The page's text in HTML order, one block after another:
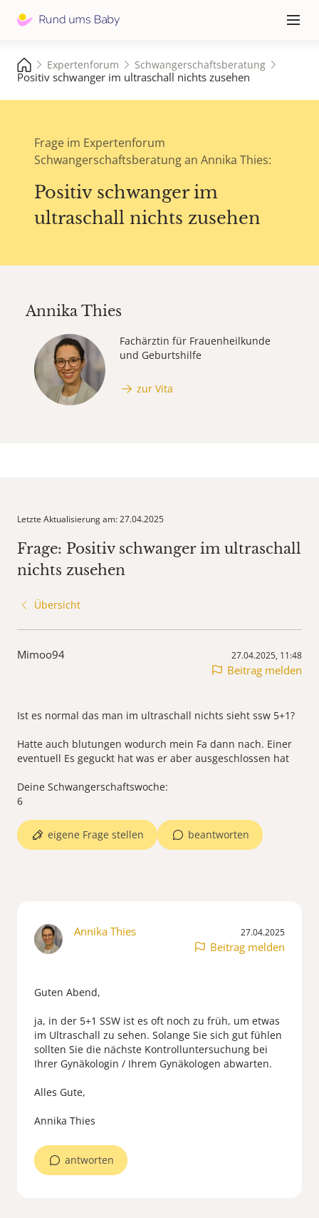
≡
Expertenforum Schwangerschaftsberatung
Positiv schwanger im ultraschall nichts zusehen
Frage im Expertenforum
Schwangerschaftsberatung an Annika Thies:
Positiv schwanger im
ultraschall nichts zusehen
Annika Thies
Fachärztin für Frauenheilkunde
und Geburtshilfe
zur Vita
Letzte Aktualisierung am: 27.04.2025
Frage: Positiv schwanger im ultraschall
nichts zusehen
Übersicht
Mimoo94 27.04.2025, 11:48
Beitrag melden
Ist es normal das man im ultraschall nichts sieht ssw 5+1?
Hatte auch blutungen wodurch mein Fa dann nach. Einer
eventuell Es geguckt hat was er aber ausgeschlossen hat
Deine Schwangerschaftswoche:
beantworten
eigene Frage stellen
Annika Thies 27.04.2025
Beitrag melden
Guten Abend,
ja, in der 5+1 SSW ist es oft noch zu früh, um etwas
im Ultraschall zu sehen. Solange Sie sich gut fühlen
sollten Sie die nächste Kontrolluntersuchung bei
Ihrer Gynäkologin / Ihrem Gynäkologen abwarten.
Alles Gute,
antworten